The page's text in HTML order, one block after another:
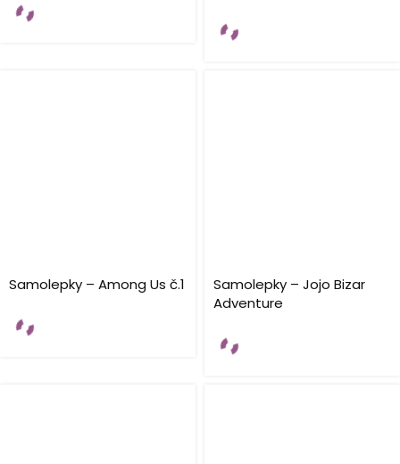
Samolepky – Among Us č.1
Samolepky – Jojo Bizar
Adventure